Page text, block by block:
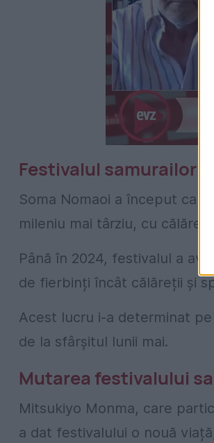
Festivalul samurailor
Soma Nomaoi a început ca
mileniu mai târziu, cu
Până în 2024, festivalul a
de fierbinți încât călăreții și
Acest lucru i-a determinat
de la sfârșitul lunii mai.
Mutarea festivalului
Mitsukiyo Monma, care
a dat festivalului o nouă